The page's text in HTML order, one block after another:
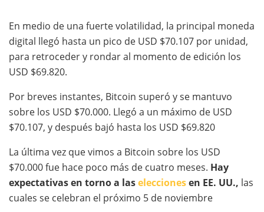
En medio de una fuerte volatilidad, la principal moneda
digital llegó hasta un pico de USD $70.107 por unidad,
para retroceder y rondar al momento de edición los
USD $69.820.
Por breves instantes, Bitcoin superó y se mantuvo
sobre los USD $70.000. Llegó a un máximo de USD
$70.107, y después bajó hasta los USD $69.820
La última vez que vimos a Bitcoin sobre los USD
$70.000 fue hace poco más de cuatro meses. Hay
expectativas en torno a laseleccionesen EE. UU., las
cuales se celebran el próximo 5 de noviembre